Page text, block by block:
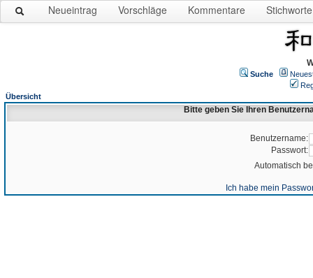
Neueintrag Vorschläge Kommentare Stichworte
Suche
Übersicht
Bitte geben Sie Ihren
Benutzername:
Passwort:
Automatisch
Ich habe mein